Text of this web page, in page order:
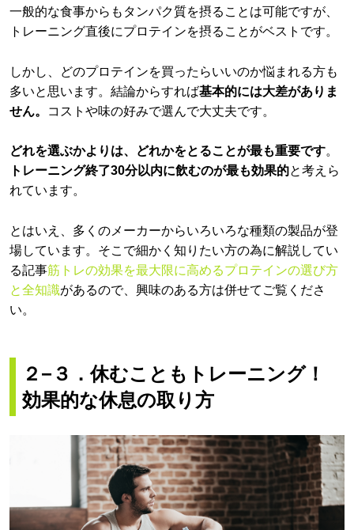
一般的な食事からもタンパク質を摂ることは可能ですが、
トレーニング直後にプロテインを摂ることがベストです。
しかし、どのプロテインを買ったらいいのか悩まれる方も
多いと思います。結論からすれば基本的には大差がありま
せん。
コストや味の好みで選んで大丈夫です。
どれを選ぶかよりは、どれかをとることが最も重要です。
トレーニング終了30分以内に飲むのが最も効果的と考えら
れています。
とはいえ、多くのメーカーからいろいろな種類の製品が登
場しています。そこで細かく知りたい方の為に解説してい
る記事筋トレの効果を最大限に高めるプロテインの選び方
と全知識があるので、興味のある方は併せてご覧くださ
い。
２−３．休むこともトレーニング！
効果的な休息の取り方